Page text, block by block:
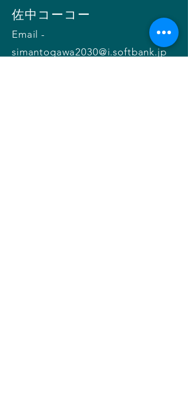
​佐中コーコー
Email -
simantogawa2030@i.softbank.jp